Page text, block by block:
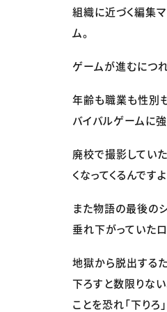
組織に近づく編集
ム。
ゲームが進むにつ
年齢も職業も性別
バイバルゲームに
廃校で撮影してい
くなってくるんです
また物語の最後の
垂れ下がっていた
地獄から脱出する
下ろすと数限りな
ことを恐れ「下り